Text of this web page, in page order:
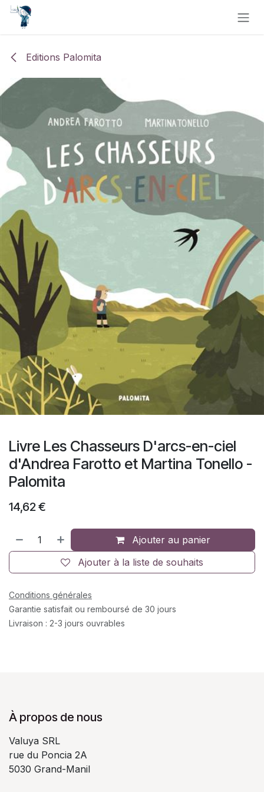
Se rendre au contenu
Editions Palomita
Livre Les Chasseurs D'arcs-en-ciel
d'Andrea Farotto et Martina Tonello -
Palomita
14,62€
Ajouter au panier
Ajouter à la liste de souhaits
Conditions générales
Garantie satisfait ou remboursé de 30 jours
Livraison : 2-3 jours ouvrables
À propos de nous
Valuya SRL
rue du Poncia 2A
5030 Grand-Manil